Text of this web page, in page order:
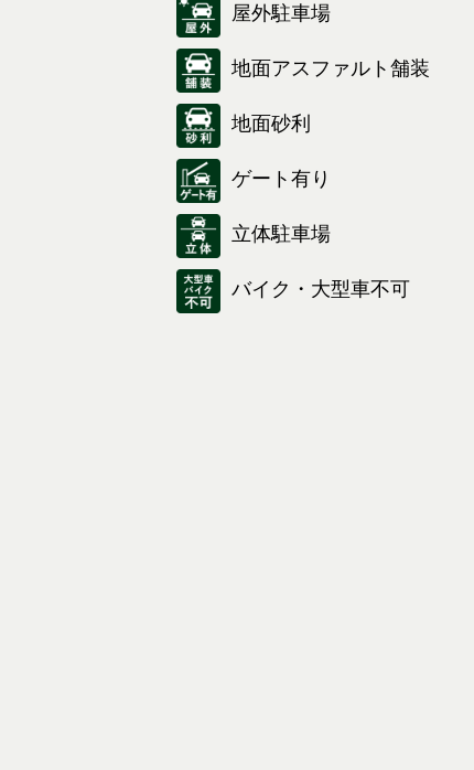
屋外駐車場
地面アスファルト舗装
地面砂利
ゲート有り
立体駐車場
バイク・大型車不可